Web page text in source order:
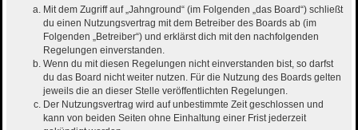
Mit dem Zugriff auf „Jahnground“ (im Folgenden „das Board“) schließt
du einen Nutzungsvertrag mit dem Betreiber des Boards ab (im
Folgenden „Betreiber“) und erklärst dich mit den nachfolgenden
Regelungen einverstanden.
Wenn du mit diesen Regelungen nicht einverstanden bist, so darfst
du das Board nicht weiter nutzen. Für die Nutzung des Boards gelten
jeweils die an dieser Stelle veröffentlichten Regelungen.
Der Nutzungsvertrag wird auf unbestimmte Zeit geschlossen und
kann von beiden Seiten ohne Einhaltung einer Frist jederzeit